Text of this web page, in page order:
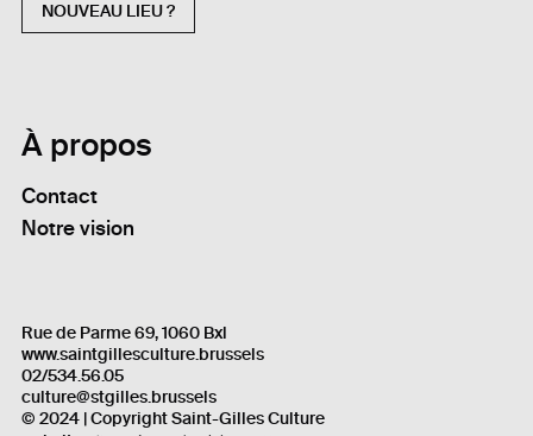
NOUVEAU LIEU ?
À propos
Contact
Notre vision
Rue de Parme 69, 1060 Bxl
www.saintgillesculture.brussels
02/534.56.05
culture@stgilles.brussels
© 2024 | Copyright Saint-Gilles Culture